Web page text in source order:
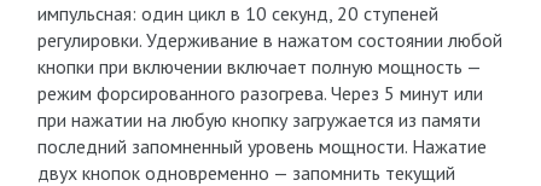
импульсная: один цикл в 10 секунд, 20 ступеней
регулировки. Удерживание в нажатом состоянии любой
кнопки при включении включает полную мощность —
режим форсированного разогрева. Через 5 минут или
при нажатии на любую кнопку загружается из памяти
последний запомненный уровень мощности. Нажатие
двух кнопок одновременно — запомнить текущий